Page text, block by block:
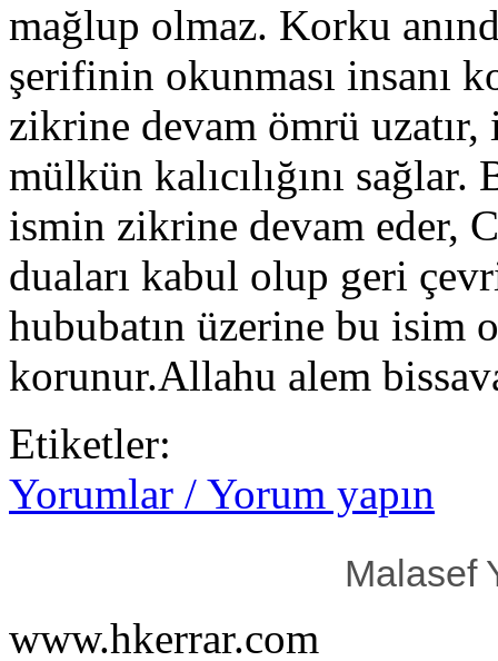
mağlup olmaz. Korku
şerifinin okunması insanı
zikrine devam ömrü uzatır,
mülkün kalıcılığını
ismin zikrine devam eder,
duaları kabul olup geri
hububatın üzerine bu isim
korunur.Allahu alem
Etiketler:
Yorumlar / Yorum yapın
Malasef
www.hkerrar.com